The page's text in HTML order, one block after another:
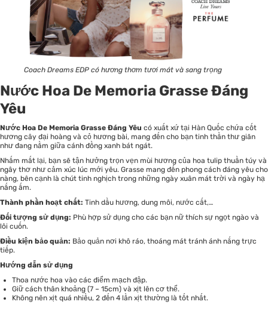
Coach Dreams EDP có hương thơm tươi mát và sang trọng
Nước Hoa De Memoria Grasse Đáng
Yêu
Nước Hoa De Memoria Grasse Đáng Yêu có xuất xứ tại Hàn Quốc chứa cốt
hương cây đại hoàng và cỏ hương bài, mang đến cho bạn tinh thần thư giãn
như đang nằm giữa cánh đồng xanh bát ngát.
Nhắm mắt lại, bạn sẽ tận hưởng trọn vẹn mùi hương của hoa tulip thuần túy và
ngây thơ như cảm xúc lúc mới yêu. Grasse mang đến phong cách đáng yêu cho
nàng, bên cạnh là chút tinh nghịch trong những ngày xuân mát trời và ngày hạ
nắng ấm.
Thành phần hoạt chất: Tinh dầu hương, dung môi, nước cất,…
Đối tượng sử dụng: Phù hợp sử dụng cho các bạn nữ thích sự ngọt ngào và
lôi cuốn.
Điều kiện bảo quản: Bảo quản nơi khô ráo, thoáng mát tránh ánh nắng trực
tiếp.
Hướng dẫn sử dụng
Thoa nước hoa vào các điểm mạch đập.
Giữ cách thân khoảng (7 – 15cm) và xịt lên cơ thể.
Không nên xịt quá nhiều, 2 đến 4 lần xịt thường là tốt nhất.